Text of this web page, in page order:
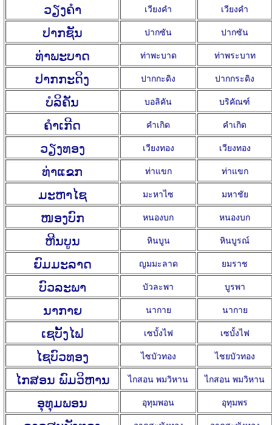
ວຽງຄໍາ เวียงคำ เวียงคำ
ປາກຊັນ ปากซัน ปากซัน
ທ່າພະບາດ ท่าพะบาด ท่าพระบาท
ປາກກະດິງ ปากกะดิง ปากกระดิง
ບໍລິຄັນ บอลิคัน บริคัณฑ์
ຄຳເກີດ คำเกิด คำเกิด
ວຽງທອງ เวียงทอง เวียงทอง
ທ່າແຂກ ท่าแขก ท่าแขก
ມະຫາໄຊ มะหาไซ มหาชัย
ໜອງບົກ หนองบก หนองบก
ຫີນບູນ หินบูน หินบูรณ์
ຍົມມະລາດ ญมมะลาด ยมราช
ບົວລະພາ บัวละพา บูรพา
ນາກາຍ นากาย นากาย
ເຊບັ້ງໄຟ เซบั้งไฟ เซบั้งไฟ
ໄຊບົວທອງ ไซบัวทอง ไชยบัวทอง
ໄກສອນ ພົມວິຫານ ไกสอน พมวิหาน ไกสอน พมวิหาน
ອຸທຸມພອນ อุทุมพอน อุทุมพร